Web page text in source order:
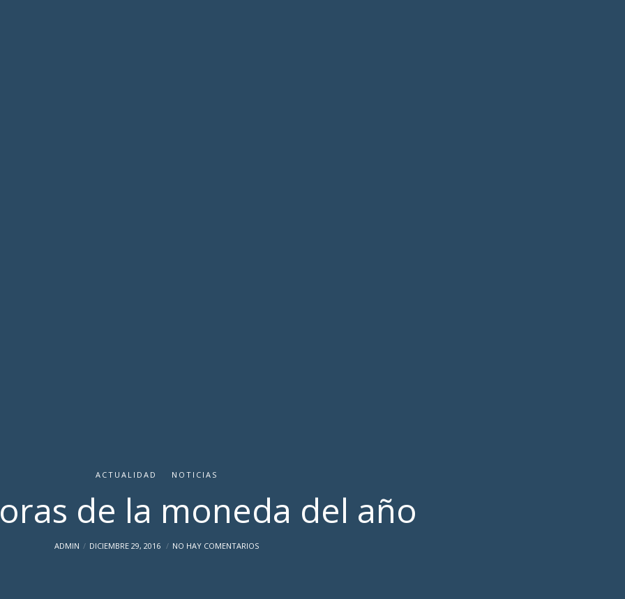
ACTUALIDAD NOTICIAS
de la moneda del año
ADMIN DICIEMBRE 29, 2016 NO HAY COMENTARIOS